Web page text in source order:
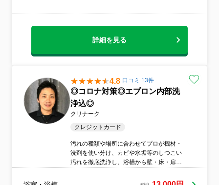
詳細を見る
4.8 口コミ 13件
◎コロナ対策◎エプロン内部洗
浄込◎
クリナーク
クレジットカード
汚れの種類や場所に合わせてプロが機材・
洗剤を使い分け、カビや水垢等のしつこい
汚れを徹底洗浄し、浴槽から壁・床・扉な
い天井、扉、シャワーヘッド等すみずみま